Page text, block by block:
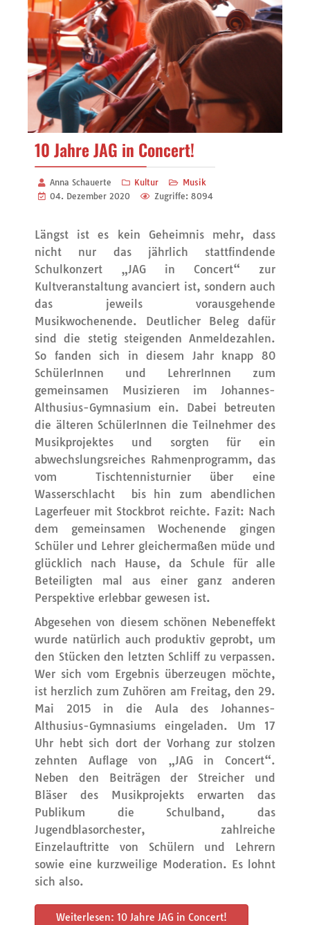
10 Jahre JAG in Concert!
Anna Schauerte Kultur
Musik
04. Dezember 2020
Zugriffe: 8094
Längst ist es kein Geheimnis mehr, dass
nicht nur das jährlich stattfindende
Schulkonzert „JAG in Concert“ zur
Kultveranstaltung avanciert ist, sondern auch
das jeweils vorausgehende
Musikwochenende. Deutlicher Beleg dafür
sind die stetig steigenden Anmeldezahlen.
So fanden sich in diesem Jahr knapp 80
SchülerInnen und LehrerInnen zum
gemeinsamen Musizieren im Johannes-
Althusius-Gymnasium ein. Dabei betreuten
die älteren SchülerInnen die Teilnehmer des
Musikprojektes und sorgten für ein
abwechslungsreiches Rahmenprogramm, das
vom Tischtennisturnier über eine
Wasserschlacht bis hin zum abendlichen
Lagerfeuer mit Stockbrot reichte. Fazit: Nach
dem gemeinsamen Wochenende gingen
Schüler und Lehrer gleichermaßen müde und
glücklich nach Hause, da Schule für alle
Beteiligten mal aus einer ganz anderen
Perspektive erlebbar gewesen ist.
Abgesehen von diesem schönen Nebeneffekt
wurde natürlich auch produktiv geprobt, um
den Stücken den letzten Schliff zu verpassen.
Wer sich vom Ergebnis überzeugen möchte,
ist herzlich zum Zuhören am Freitag, den 29.
Mai 2015 in die Aula des Johannes-
Althusius-Gymnasiums eingeladen. Um 17
Uhr hebt sich dort der Vorhang zur stolzen
zehnten Auflage von „JAG in Concert“.
Neben den Beiträgen der Streicher und
Bläser des Musikprojekts erwarten das
Publikum die Schulband, das
Jugendblasorchester, zahlreiche
Einzelauftritte von Schülern und Lehrern
sowie eine kurzweilige Moderation. Es lohnt
sich also.
Weiterlesen: 10 Jahre JAG in Concert!